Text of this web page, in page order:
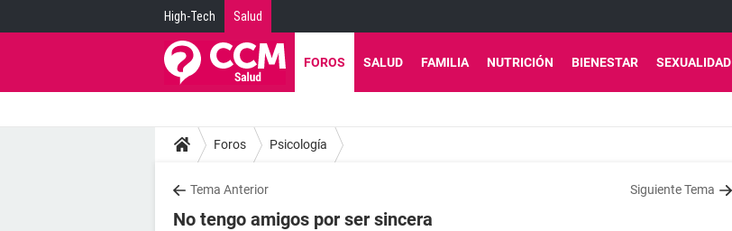
High-Tech Salud
FOROS SALUD FAMILIA NUTRICIÓN BIENESTAR SEXUALIDAD
Foros Psicología
Tema Anterior Siguiente Tema
No tengo amigos por ser sincera